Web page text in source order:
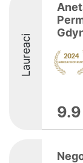
Laureaci
9.9